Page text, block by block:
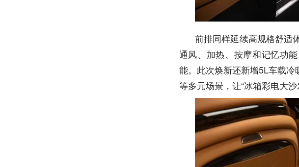
前排同样延续高规格舒适
通风、加热、按摩和记忆功
能。此次焕新还新增5L车载
等多元场景，让“冰箱彩电大